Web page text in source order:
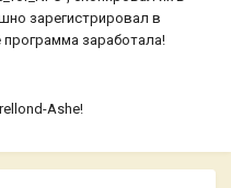
зарегистрировал в
заработала!
Ashe!